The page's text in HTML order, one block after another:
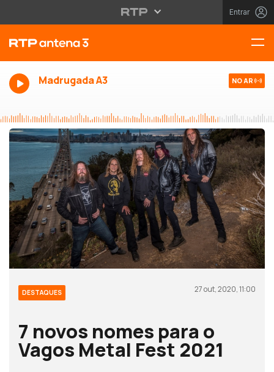
Entrar
Madrugada A3 NO AR
DESTAQUES 27 out, 2020, 11:00
7 novos nomes para o
Vagos Metal Fest 2021